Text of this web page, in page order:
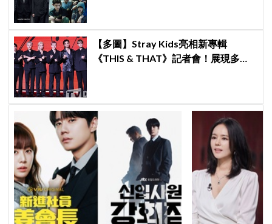
【多圖】Stray Kids亮相新專輯
《THIS & THAT》記者會！展現多才